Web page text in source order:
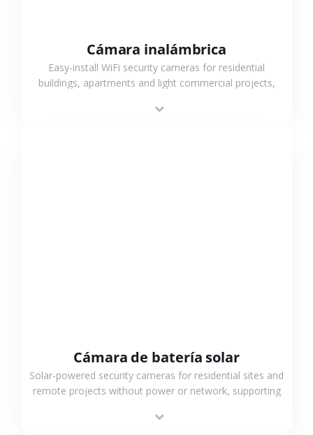
Cámara inalámbrica
Easy-install WiFi security cameras for residential
buildings, apartments and light commercial projects,
surveillance solutions.
Cámara de batería solar
Solar-powered security cameras for residential sites and
remote projects without power or network, supporting
outdoor monitoring.